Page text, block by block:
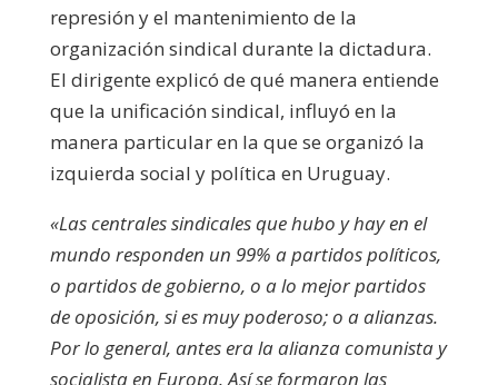
represión y el mantenimiento de la
organización sindical durante la dictadura.
El dirigente explicó de qué manera entiende
que la unificación sindical, influyó en la
manera particular en la que se organizó la
izquierda social y política en Uruguay.
«Las centrales sindicales que hubo y hay en el
mundo responden un 99% a partidos políticos,
o partidos de gobierno, o a lo mejor partidos
de oposición, si es muy poderoso; o a alianzas.
Por lo general, antes era la alianza comunista y
socialista en Europa. Así se formaron las